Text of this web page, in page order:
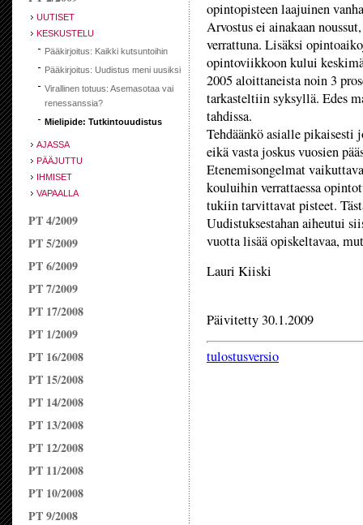
UUTISET
KESKUSTELU
Pääkirjoitus: Kaikki kutsuntoihin
Pääkirjoitus: Uudistus meni uusiksi
Virallinen totuus: Asemasotaa vai
renessanssia?
Mielipide: Tutkintouudistus
AJASSA
PÄÄJUTTU
IHMISET
VAPAALLA
PT 4/2009
PT 5/2009
PT 6/2009
PT 7/2009
PT 17/2008
PT 1/2009
PT 16/2008
PT 15/2008
PT 14/2008
PT 13/2008
PT 12/2008
PT 11/2008
PT 10/2008
PT 9/2008
opintopisteen laajuinen
Arvostus ei ainakaan
verrattuna. Lisäksi
opintoviikkoon kului
2005 aloittaneista noin 3
tarkasteltiin syksyllä. Edes
tahdissa.
Tehdäänkö asialle pikaisesti
eikä vasta joskus vuosien
Etenemisongelmat
kouluihin verrattaessa
tukiin tarvittavat pisteet.
Uudistuksestahan aiheutui
vuotta lisää opiskeltavaa,
Lauri Kiiski
Päivitetty 30.1.2009
tulostusversio